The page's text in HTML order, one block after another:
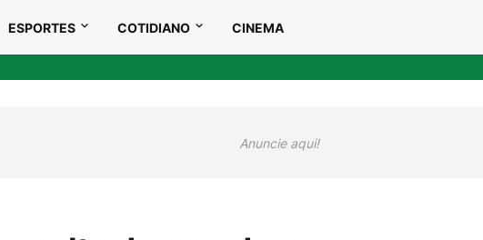
ESPORTES COTIDIANO CINEMA
Anuncie aqui!